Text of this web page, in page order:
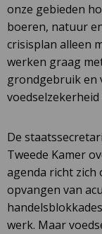
onze gebieden
boeren, natuur
crisisplan alleen
werken graag
grondgebruik en
De
Tweede Kamer
agenda richt zich
opvangen van
werk. Maar